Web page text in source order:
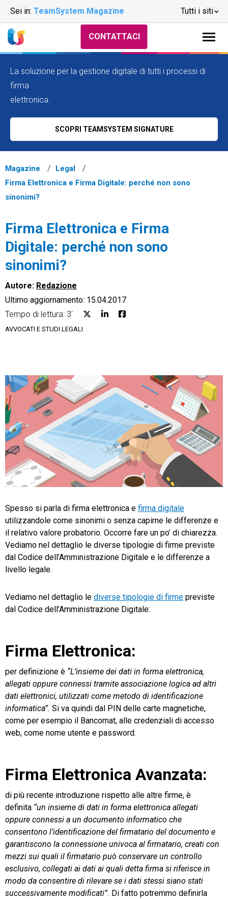
Sei in: TeamSystem Magazine Tutti i siti
Ecommerce
Email Marketing
Financial Solutions
HR
Trust Services
TeamSystem Corporate
TeamSystem Store
CONTATTACI
La soluzione per la gestione digitale di tutti i processi di
firma
elettronica.
SCOPRI TEAMSYSTEM SIGNATURE
Magazine
Legal
Firma Elettronica e Firma Digitale: perché non sono
sinonimi?
Firma Elettronica e Firma
Digitale: perché non sono
sinonimi?
Autore: Redazione
Ultimo aggiornamento: 15.04.2017
Tempo di lettura: 3'
AVVOCATI E STUDI LEGALI
Spesso si parla di firma elettronica e firma digitale
utilizzandole come sinonimi o senza capirne le differenze e
il relativo valore probatorio. Occorre fare un po’ di chiarezza.
Vediamo nel dettaglio le diverse tipologie di firme previste
dal Codice dell’Amministrazione Digitale e le differenze a
livello legale.
Vediamo nel dettaglio le diverse tipologie di firme previste
dal Codice dell’Amministrazione Digitale:
Firma Elettronica:
per definizione è “L’insieme dei dati in forma elettronica,
allegati oppure connessi tramite associazione logica ad altri
dati elettronici, utilizzati come metodo di identificazione
informatica”. Si va quindi dal PIN delle carte magnetiche,
come per esempio il Bancomat, alle credenziali di accesso
web, come nome utente e password.
Firma Elettronica Avanzata:
di più recente introduzione rispetto alle altre firme, è
definita “un insieme di dati in forma elettronica allegati
oppure connessi a un documento informatico che
consentono l’identificazione del firmatario del documento e
garantiscono la connessione univoca al firmatario, creati con
mezzi sui quali il firmatario può conservare un controllo
esclusivo, collegati ai dati ai quali detta firma si riferisce in
modo da consentire di rilevare se i dati stessi siano stati
successivamente modificati”. Di fatto potremmo definirla